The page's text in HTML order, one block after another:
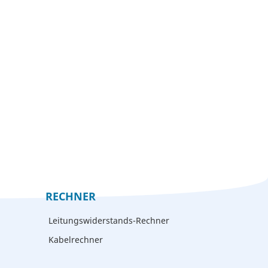
RECHNER
Leitungswiderstands-Rechner
Kabelrechner